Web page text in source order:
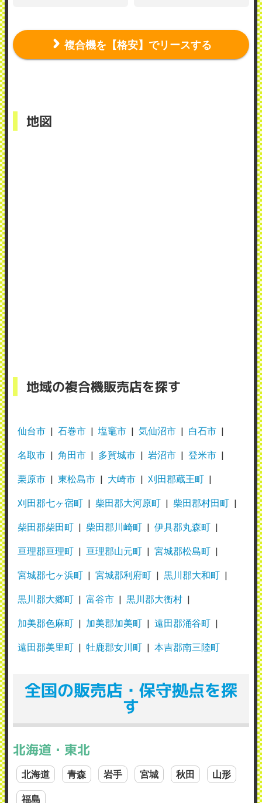
複合機を【格安】でリースする
地図
地域の複合機販売店を探す
仙台市 石巻市 塩竈市 気仙沼市 白石市
名取市 角田市 多賀城市 岩沼市 登米市
栗原市 東松島市 大崎市 刈田郡蔵王町
刈田郡七ヶ宿町 柴田郡大河原町 柴田郡村田町
柴田郡柴田町 柴田郡川崎町 伊具郡丸森町
亘理郡亘理町 亘理郡山元町 宮城郡松島町
宮城郡七ヶ浜町 宮城郡利府町 黒川郡大和町
黒川郡大郷町 富谷市 黒川郡大衡村
加美郡色麻町 加美郡加美町 遠田郡涌谷町
遠田郡美里町 牡鹿郡女川町 本吉郡南三陸町
全国の販売店・保守拠点を探
す
北海道・東北
北海道 青森 岩手 宮城 秋田 山形
福島